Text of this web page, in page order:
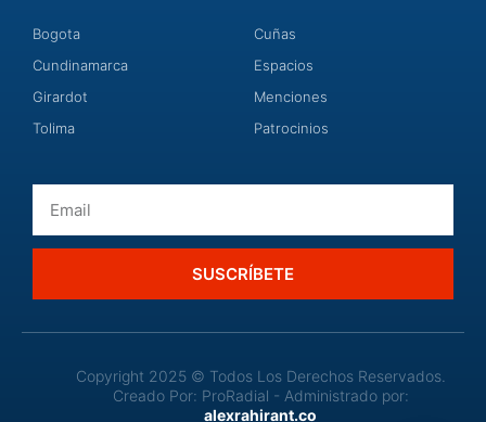
Bogota
Cundinamarca
Girardot
Tolima
Cuñas
Espacios
Menciones
Patrocinios
SUSCRÍBETE
Copyright 2025 © Todos Los Derechos Reservados.
Creado Por: ProRadial - Administrado por:
alexrahirant.co